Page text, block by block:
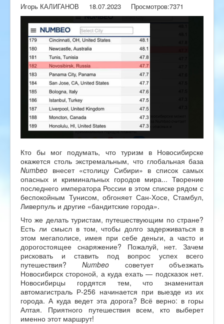
Игорь КАЛИГАНОВ 18.07.2023 Просмотров:7371
Кто бы мог подумать, что туризм в Новосибирске
окажется столь экстремальным, что глобальная база
Numbeo внесет «столицу Сибири» в список самых
опасных и криминальных городов мира... Творение
последнего императора России в этом списке рядом с
беспокойным Тунисом, обгоняет Сан-Хосе, Стамбул,
Ливерпуль и другие «бандитские города».
Что же делать туристам, путешествующим по стране?
Есть ли смысл в том, чтобы долго задерживаться в
этом мегаполисе, имея при себе деньги, а часто и
дорогостоящее снаряжение? Пожалуй, нет. Зачем
рисковать и ставить под вопрос успех всего
путешествия?Numbeo советует объезжать
Новосибирск стороной, а куда ехать — подсказок нет.
Новосибирцы гордятся тем, что знаменитая
автомагистраль Р-256 начинается при выезде из их
города. А куда ведет эта дорога? Всё верно: в горы
Алтая. Приятного путешествия всем, кто выберет
именно этот маршрут!